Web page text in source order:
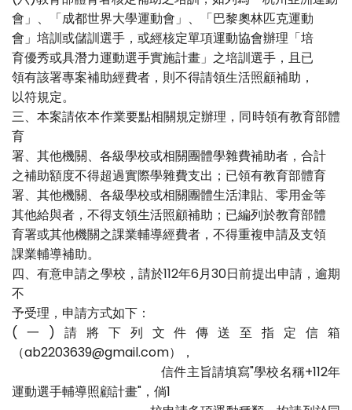
會」、「成都世界大學運動會」、「巴黎奧林匹克運動
會」培訓或儲訓選手，或經核定單項運動協會辦理「培
育優秀或具潛力運動選手實施計畫」之培訓選手，且已
領有該署專案補助經費者，則不得請領生活照顧補助，
以符規定。
三、本案請依本作業要點相關規定辦理，同時領有教育部體
育
署、其他機關、各級學校或相關團體學雜費補助者，合計
之補助額度不得超過實際學雜費支出；已領有教育部體育
署、其他機關、各級學校或相關團體生活津貼、零用金等
其他給與者，不得支領生活照顧補助；已編列於教育部體
育署或其他機關之課業輔導經費者，不得重複申請及支領
課業輔導補助。
四、有意申請之學校，請於112年6月30日前提出申請，逾期
不
予受理，申請方式如下：
(一)請將下列文件傳送至指定信箱
（ab2203639@gmail.com），
信件主旨請填寫"學校名稱+112年
運動選手輔導照顧計畫"，倘1